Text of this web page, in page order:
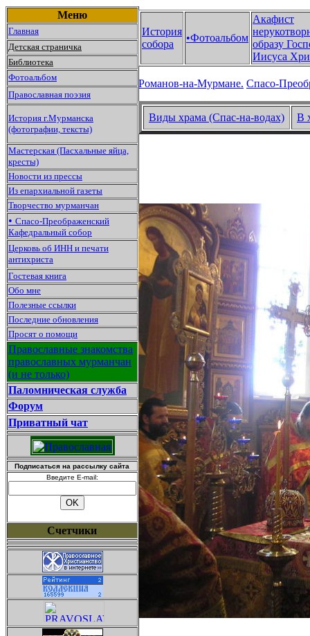
Меню
Главная
Детская страничка
Библиотека
Фотоальбом
Православная поэзия
История г.Мурманска
(фотографии, тексты)
Мастерская (Пасхальные яйца,
кресты)
Новости из прессы
Из епархиальной газеты
Творчество мурманчан
• Спасо-Преображенский
Кафедральный собор
Церковь об ИНН и печати
антихриста
Гостевая книга
Обо мне
Полезные ссылки
Последние обновления
Просят о помощи
Православные знакомства
православных мурманчан
(и не только)
Паломническая служба
Форум
Приватный чат
Подписаться на рассылку сайта
Введите E-mail:
Счетчики
История
собора
•Фотоальбом
Акафист
образу
Иисуса
Романов-на-Мурмане. Спасо-
Виды храма (Спас-на-водах) В